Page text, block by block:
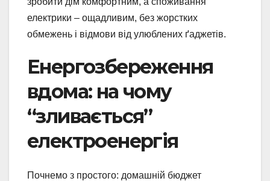
електрики – ощадливим, без жорстких
обмежень і відмови від улюблених ґаджетів.
Енергозбереження
вдома: на чому
“зливається”
електроенергія
Почнемо з простого: домашній бюджет